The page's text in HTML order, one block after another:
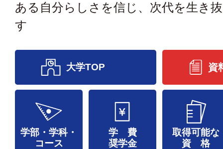
ある自分らしさを信じ、次代を生き
す
資
大学TOP
学部・学科・
コース
学 費
奨学金
取得可能な
資 格